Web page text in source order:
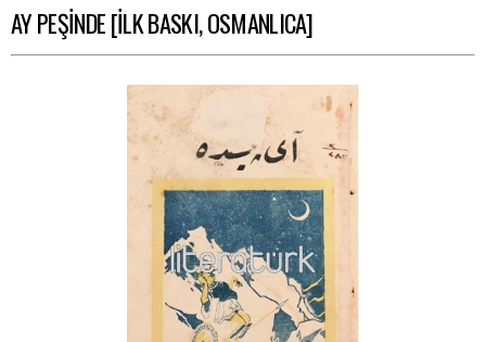
AY PEŞİNDE [İLK BASKI, OSMANLICA]